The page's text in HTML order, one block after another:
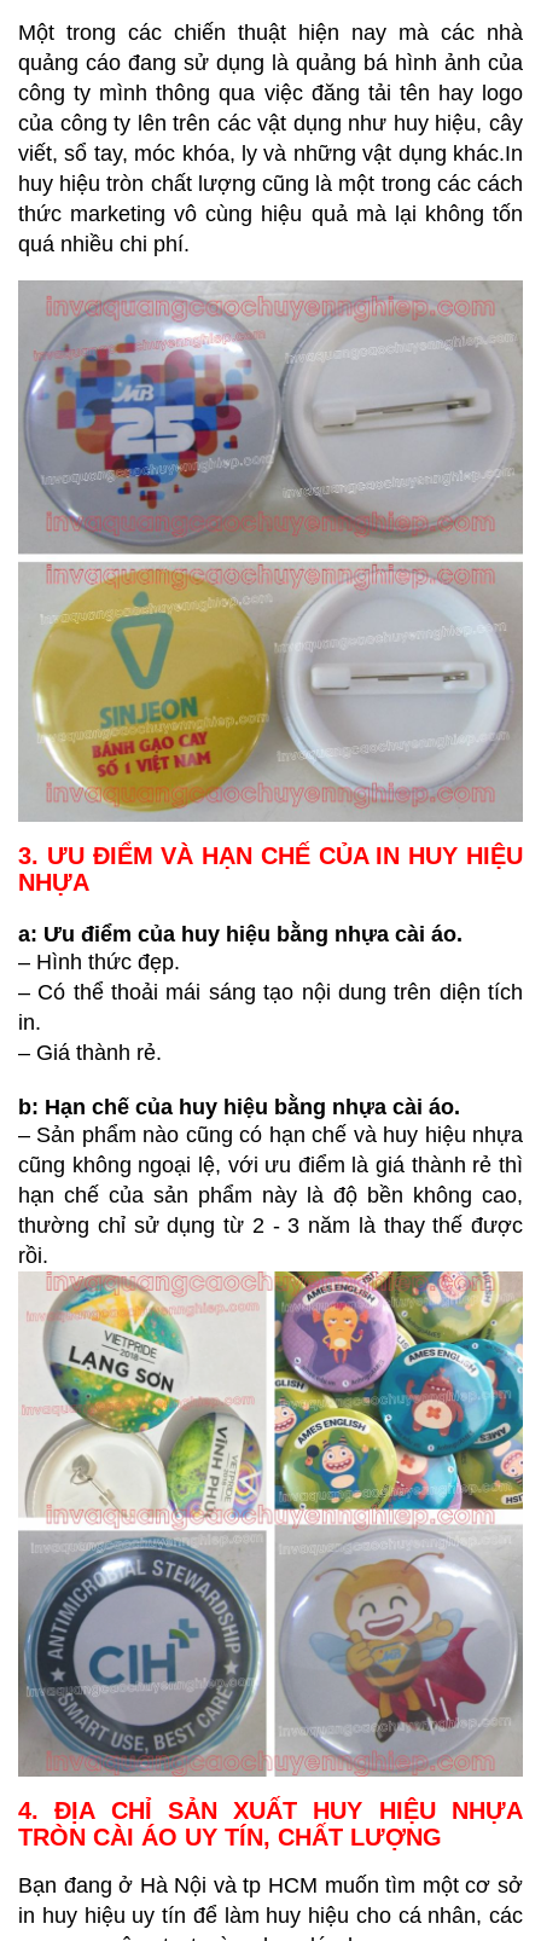
Một trong các chiến thuật hiện nay mà các nhà
quảng cáo đang sử dụng là quảng bá hình ảnh của
công ty mình thông qua việc đăng tải tên hay logo
của công ty lên trên các vật dụng như huy hiệu, cây
viết, sổ tay, móc khóa, ly và những vật dụng khác.In
huy hiệu tròn chất lượng cũng là một trong các cách
thức marketing vô cùng hiệu quả mà lại không tốn
quá nhiều chi phí.
3. ƯU ĐIỂM VÀ HẠN CHẾ CỦA IN HUY HIỆU
NHỰA
a: Ưu điểm của huy hiệu bằng nhựa cài áo.
– Hình thức đẹp.
– Có thể thoải mái sáng tạo nội dung trên diện tích
in.
– Giá thành rẻ.
b: Hạn chế của huy hiệu bằng nhựa cài áo.
– Sản phẩm nào cũng có hạn chế và huy hiệu nhựa
cũng không ngoại lệ, với ưu điểm là giá thành rẻ thì
hạn chế của sản phẩm này là độ bền không cao,
thường chỉ sử dụng từ 2 - 3 năm là thay thế được
rồi.
4. ĐỊA CHỈ SẢN XUẤT HUY HIỆU NHỰA
TRÒN CÀI ÁO UY TÍN, CHẤT LƯỢNG
Bạn đang ở Hà Nội và tp HCM muốn tìm một cơ sở
in huy hiệu uy tín để làm huy hiệu cho cá nhân, các